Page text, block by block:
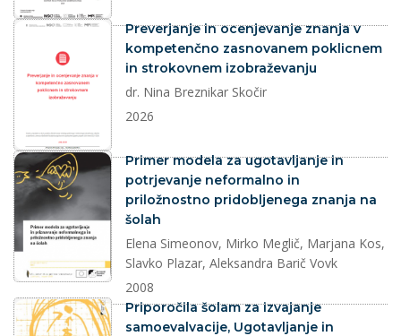
dokument
Preverjanje in ocenjevanje znanja v
kompetenčno zasnovanem poklicnem
in strokovnem izobraževanju
dr. Nina Breznikar Skočir
2026
dokument
Primer modela za ugotavljanje in
potrjevanje neformalno in
priložnostno pridobljenega znanja na
šolah
Elena Simeonov, Mirko Meglič, Marjana Kos,
Slavko Plazar, Aleksandra Barič Vovk
2008
dokument
Priporočila šolam za izvajanje
samoevalvacije, Ugotavljanje in